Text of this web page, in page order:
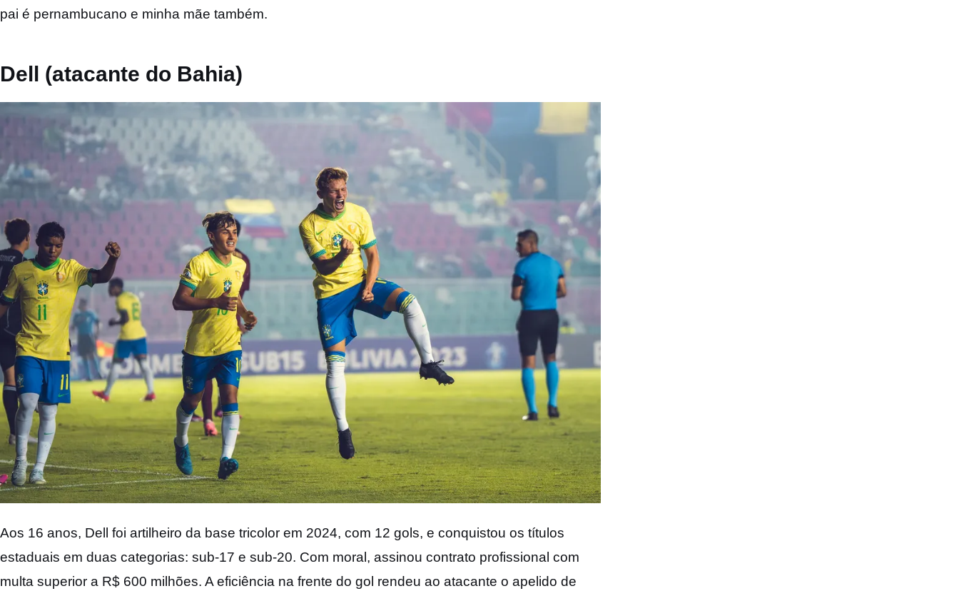
pai é pernambucano e minha mãe também.
Dell (atacante do Bahia)
Aos 16 anos, Dell foi artilheiro da base tricolor em 2024, com 12 gols, e conquistou os títulos
estaduais em duas categorias: sub-17 e sub-20. Com moral, assinou contrato profissional com
multa superior a R$ 600 milhões. A eficiência na frente do gol rendeu ao atacante o apelido de